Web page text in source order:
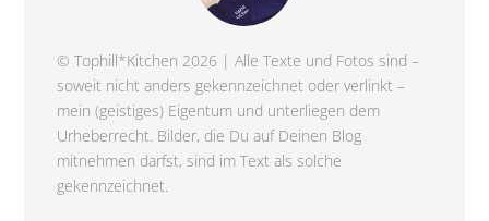
© Tophill*Kitchen 2026 | Alle Texte und Fotos sind –
soweit nicht anders gekennzeichnet oder verlinkt –
mein (geistiges) Eigentum und unterliegen dem
Urheberrecht. Bilder, die Du auf Deinen Blog
mitnehmen darfst, sind im Text als solche
gekennzeichnet.